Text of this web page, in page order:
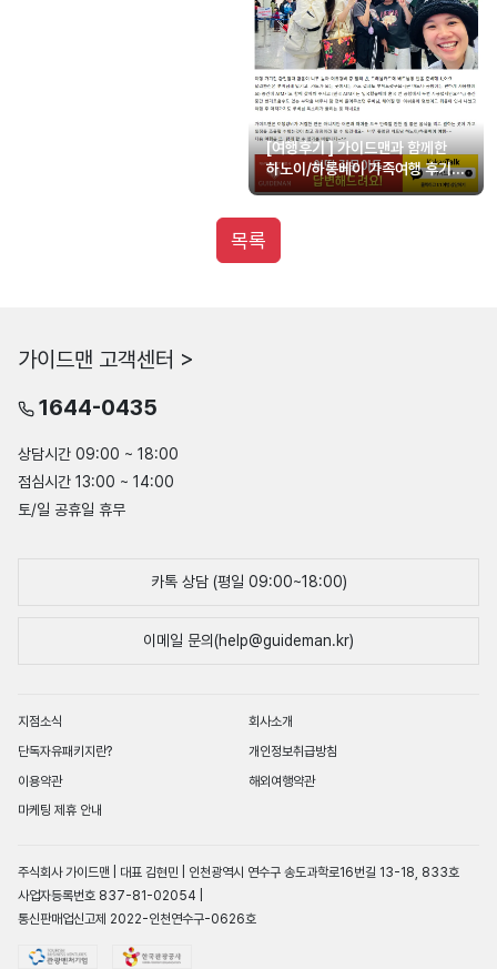
[여행후기 ] 가이드맨과 함께한
하노이/하롱베이 가족여행 후기
(루비님 최고예요!!)
목록
가이드맨 고객센터 >
1644-0435
상담시간 09:00 ~ 18:00
점심시간 13:00 ~ 14:00
토/일 공휴일 휴무
카톡 상담 (평일 09:00~18:00)
이메일 문의(help@guideman.kr)
지점소식
회사소개
단독자유패키지란?
개인정보취급방침
이용약관
해외여행약관
마케팅 제휴 안내
주식회사 가이드맨 | 대표 김현민 | 인천광역시 연수구 송도과학로16번길 13-18, 833호
사업자등록번호 837-81-02054 |
통신판매업신고제 2022-인천연수구-0626호